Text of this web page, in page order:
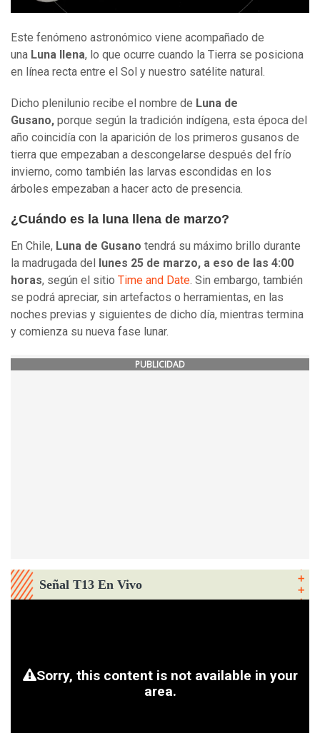
Este fenómeno astronómico viene acompañado de
una Luna llena, lo que ocurre cuando la Tierra se posiciona
en línea recta entre el Sol y nuestro satélite natural.
Dicho plenilunio recibe el nombre de Luna de
Gusano, porque según la tradición indígena, esta época del
año coincidía con la aparición de los primeros gusanos de
tierra que empezaban a descongelarse después del frío
invierno, como también las larvas escondidas en los
árboles empezaban a hacer acto de presencia.
¿Cuándo es la luna llena de marzo?
En Chile, Luna de Gusano tendrá su máximo brillo durante
la madrugada del
lunes 25 de marzo, a eso de las 4:00
horas, según el sitio Time and Date. Sin embargo, también
se podrá apreciar, sin artefactos o herramientas, en las
noches previas y siguientes de dicho día, mientras termina
y comienza su nueva fase lunar.
PUBLICIDAD
Señal T13 En Vivo